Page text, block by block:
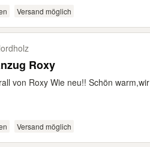
Versand möglich
Roxy
von Roxy Wie neu!! Schön
Versand möglich